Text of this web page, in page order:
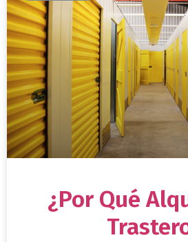
¿Por Qué